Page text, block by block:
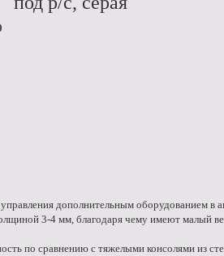
дополнительным оборудованием в
3-4 мм, благодаря чему имеют малый
по сравнению с тяжелыми консолями из